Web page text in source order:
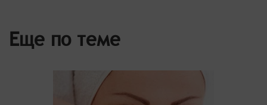
Еще по теме